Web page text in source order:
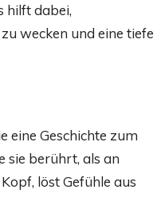
hilft dabei,
wecken und eine tiefe
eine Geschichte zum
sie berührt, als an
löst Gefühle aus